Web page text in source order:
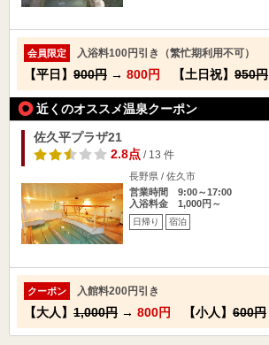
会員限定 入浴料100円引き（繁忙期利用不可）
【平日】 900円 → 800円 【土日祝】 950円
近くのオススメ温泉クーポン
佐久平プラザ21
2.8点/ 13 件
長野県 / 佐久市
営業時間 9:00～17:00
入浴料金 1,000円～
日帰り 宿泊
クーポン 入館料200円引き
【大人】 1,000円 → 800円 【小人】 600円